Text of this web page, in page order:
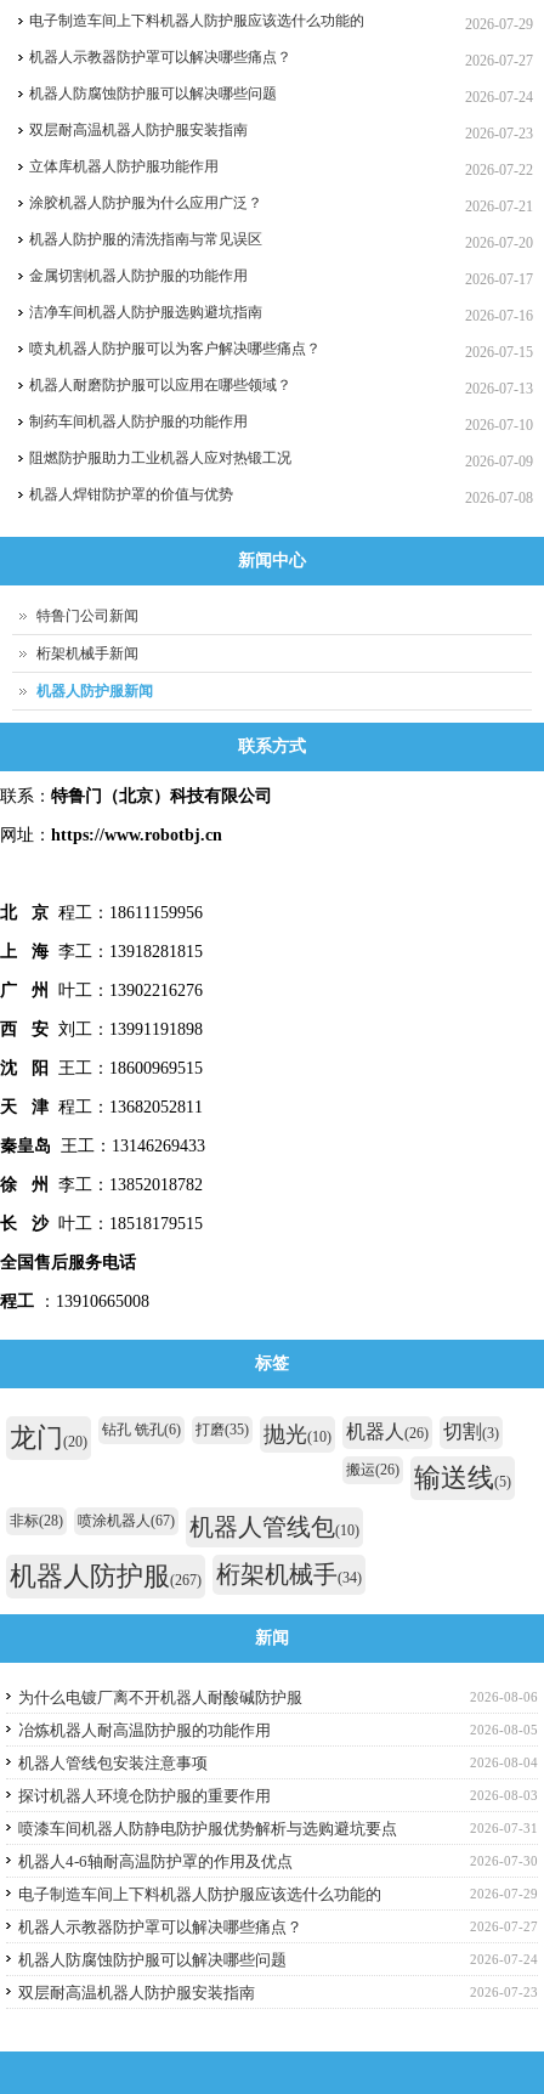
2026-07-29
电子制造车间上下料机器人防护服应该选什么功能的
2026-07-27
机器人示教器防护罩可以解决哪些痛点？
2026-07-24
机器人防腐蚀防护服可以解决哪些问题
2026-07-23
双层耐高温机器人防护服安装指南
2026-07-22
立体库机器人防护服功能作用
2026-07-21
涂胶机器人防护服为什么应用广泛？
2026-07-20
机器人防护服的清洗指南与常见误区
2026-07-17
金属切割机器人防护服的功能作用
2026-07-16
洁净车间机器人防护服选购避坑指南
2026-07-15
喷丸机器人防护服可以为客户解决哪些痛点？
2026-07-13
机器人耐磨防护服可以应用在哪些领域？
2026-07-10
制药车间机器人防护服的功能作用
2026-07-09
阻燃防护服助力工业机器人应对热锻工况
2026-07-08
机器人焊钳防护罩的价值与优势
新闻中心
特鲁门公司新闻
桁架机械手新闻
机器人防护服新闻
联系方式
联系： 特鲁门 （北京）科技有限公司
网址： https://www.robotbj.cn
北 京 程工：18611159956
上 海 李工：13918281815
广 州 叶工：13902216276
西 安 刘工：13991191898
沈 阳 王工：18600969515
天 津 程工：13682052811
秦皇岛 王工：13146269433
徐 州 李工：13852018782
长 沙叶工：18518179515
全国售后服务电话
程工 ：13910665008
标签
龙门(20)
钻孔 铣孔(6) 打磨(35) 抛光(10) 机器人 (26) 切割 (3)
搬运(26) 输送线(5)
非标(28) 喷涂机器人(67) 机器人管线包(10)
机器人防护服(267) 桁架机械手(34)
新闻
2026-08-06
为什么电镀厂离不开机器人耐酸碱防护服
2026-08-05
冶炼机器人耐高温防护服的功能作用
2026-08-04
机器人管线包安装注意事项
2026-08-03
探讨机器人环境仓防护服的重要作用
2026-07-31
喷漆车间机器人防静电防护服优势解析与选购避坑要点
2026-07-30
机器人4-6轴耐高温防护罩的作用及优点
2026-07-29
电子制造车间上下料机器人防护服应该选什么功能的
2026-07-27
机器人示教器防护罩可以解决哪些痛点？
2026-07-24
机器人防腐蚀防护服可以解决哪些问题
2026-07-23
双层耐高温机器人防护服安装指南